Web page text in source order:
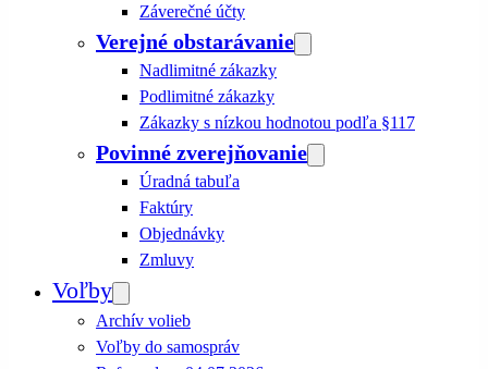
Záverečné účty
Verejné obstarávanie
Nadlimitné zákazky
Podlimitné zákazky
Zákazky s nízkou hodnotou podľa §117
Povinné zverejňovanie
Úradná tabuľa
Faktúry
Objednávky
Zmluvy
Voľby
Archív volieb
Voľby do samospráv